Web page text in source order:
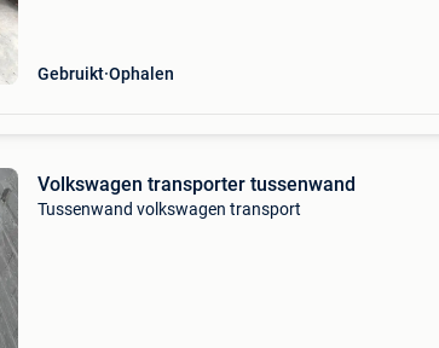
Gebruikt Ophalen
Volkswagen transporter tussenwand
Tussenwand volkswagen transport